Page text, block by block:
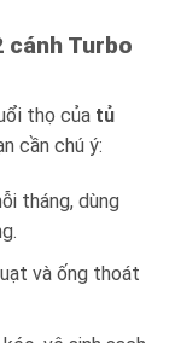
cánh Turbo
thọ của tủ
cần chú ý:
tháng, dùng
và ống thoát